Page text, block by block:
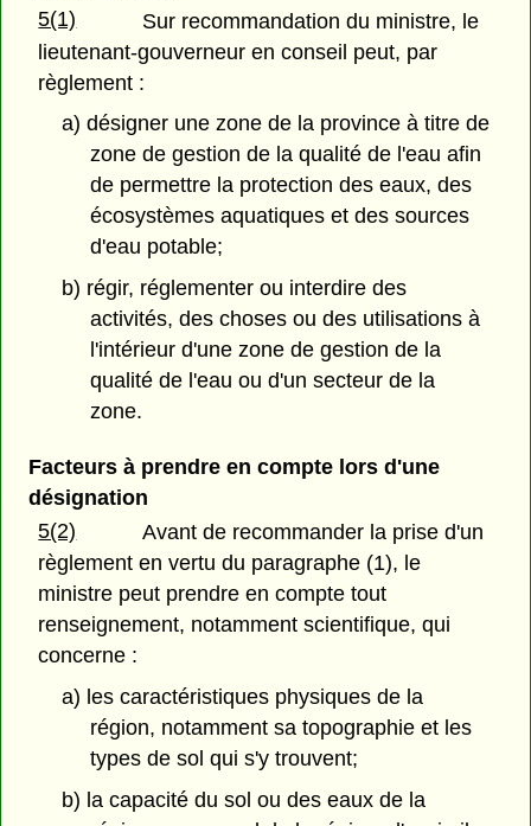
5(1)
Sur recommandation du ministre, le
lieutenant-gouverneur en conseil peut, par
règlement :
a) désigner une zone de la province à titre de
zone de gestion de la qualité de l'eau afin
de permettre la protection des eaux, des
écosystèmes aquatiques et des sources
d'eau potable;
b) régir, réglementer ou interdire des
activités, des choses ou des utilisations à
l'intérieur d'une zone de gestion de la
qualité de l'eau ou d'un secteur de la
zone.
Facteurs à prendre en compte lors d'une
désignation
5(2)
Avant de recommander la prise d'un
règlement en vertu du paragraphe (1), le
ministre peut prendre en compte tout
renseignement, notamment scientifique, qui
concerne :
a) les caractéristiques physiques de la
région, notamment sa topographie et les
types de sol qui s'y trouvent;
b) la capacité du sol ou des eaux de la